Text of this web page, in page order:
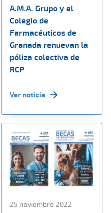
A.M.A. Grupo y el
Colegio de
Farmacéuticos de
Granada renuevan la
póliza colectiva de
RCP
Ver noticia
25 noviembre 2022